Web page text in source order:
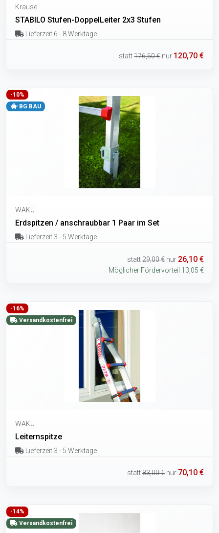
Krause
STABILO Stufen-DoppelLeiter 2x3 Stufen
Lieferzeit 6 - 8 Werktage
statt176,50 € nur 120,70 €
-10%
BG BAU
WAKÜ
Erdspitzen / anschraubbar 1 Paar im Set
Lieferzeit 3 - 5 Werktage
statt29,00 € nur 26,10 €
Möglicher Fördervorteil 13,05 €
-16%
Versandkostenfrei
WAKÜ
Leiternspitze
Lieferzeit 3 - 5 Werktage
statt83,00 € nur 70,10 €
-14%
Versandkostenfrei